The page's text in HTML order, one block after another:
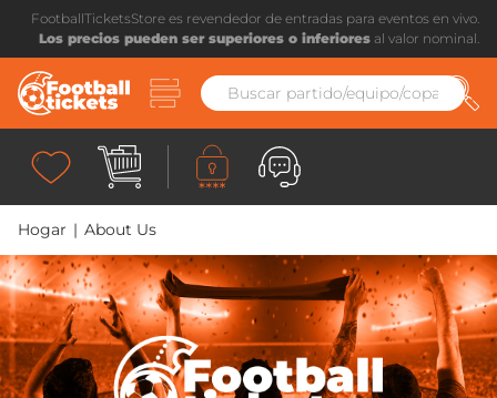
FootballTicketsStore es revendedor de entradas para eventos en vivo.
Los precios pueden ser superiores o inferiores al valor nominal.
Hogar | About Us